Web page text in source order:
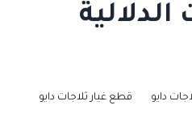
الدلالية
دايو قطع غيار ثلاجات دايو